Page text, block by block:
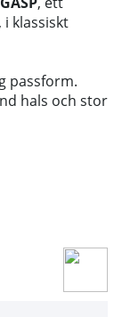
klassiskt
passform.
hals och stor